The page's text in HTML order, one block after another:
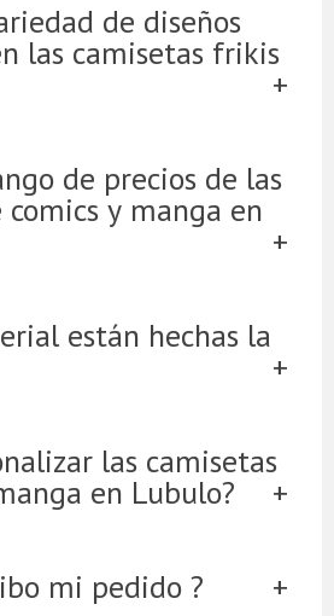
de diseños
las camisetas frikis
de precios de las
y manga en
están hechas la
las camisetas
en Lubulo?
mi pedido ?